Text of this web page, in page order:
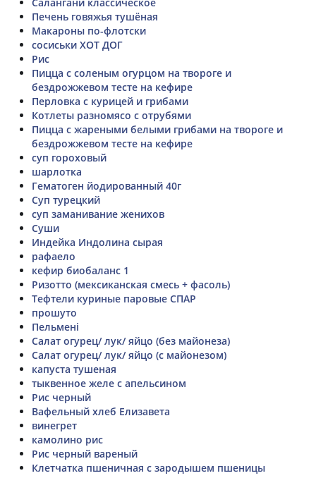
Печень говяжья тушёная
Макароны по-флотски
сосиськи ХОТ ДОГ
Рис
Пицца с соленым огурцом на твороге и
бездрожжевом тесте на кефире
Перловка с курицей и грибами
Котлеты разномясо с отрубями
Пицца с жареными белыми грибами на твороге и
бездрожжевом тесте на кефире
суп гороховый
шарлотка
Гематоген йодированный 40г
Суп турецкий
суп заманивание женихов
Суши
Индейка Индолина сырая
рафаело
кефир биобаланс 1
Ризотто (мексиканская смесь + фасоль)
Тефтели куриные паровые СПАР
прошуто
Пельмені
Салат огурец/ лук/ яйцо (без майонеза)
Салат огурец/ лук/ яйцо (с майонезом)
капуста тушеная
тыквенное желе с апельсином
Рис черный
Вафельный хлеб Елизавета
винегрет
камолино рис
Рис черный вареный
Клетчатка пшеничная с зародышем пшеницы